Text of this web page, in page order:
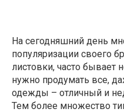
На сегодняшний день
популяризации своего
листовки, часто бывает
нужно продумать все,
одежды – отличный и
Тем более множество